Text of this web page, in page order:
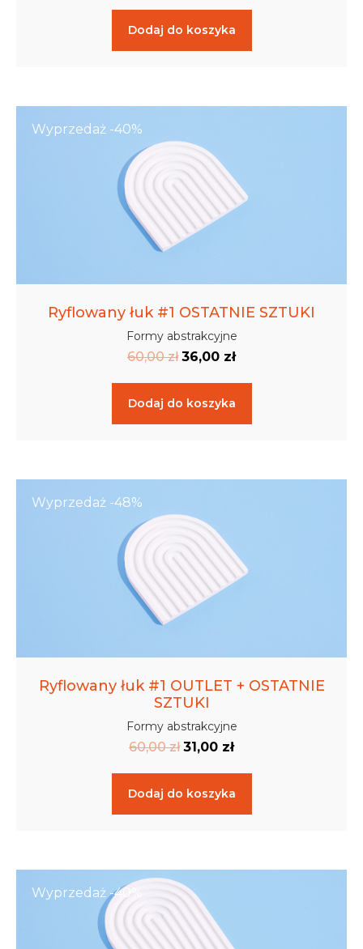
Dodaj do koszyka
Wyprzedaż -40%
Ryflowany łuk #1 OSTATNIE SZTUKI
Formy abstrakcyjne
60,00zł 36,00 zł
Dodaj do koszyka
Wyprzedaż -48%
Ryflowany łuk #1 OUTLET + OSTATNIE
SZTUKI
Formy abstrakcyjne
60,00zł 31,00 zł
Dodaj do koszyka
Wyprzedaż -40%